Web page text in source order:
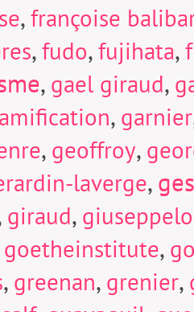
,françoise
,fudo,fujihata,
, gael giraud,
, garnier
, geoffroy,
laverge,
giraud,
goetheinstitute,
, greenan, grenier,